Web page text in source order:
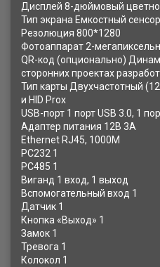
Дисплей 8-дюймовый
Тип экрана Емкостный
Резолюция 800*1280
Фотоаппарат 2-
QR-код (опционально)
сторонних проектах
Тип карты Двухчастотный
и HID Prox
USB-порт 1 порт USB 3.0, 1
Адаптер питания 12В 3А
Ethernet RJ45, 1000М
РС232 1
РС485 1
Виганд 1 вход, 1 выход
Вспомогательный вход 1
Датчик 1
Кнопка «Выход» 1
Замок 1
Тревога 1
Колокол 1